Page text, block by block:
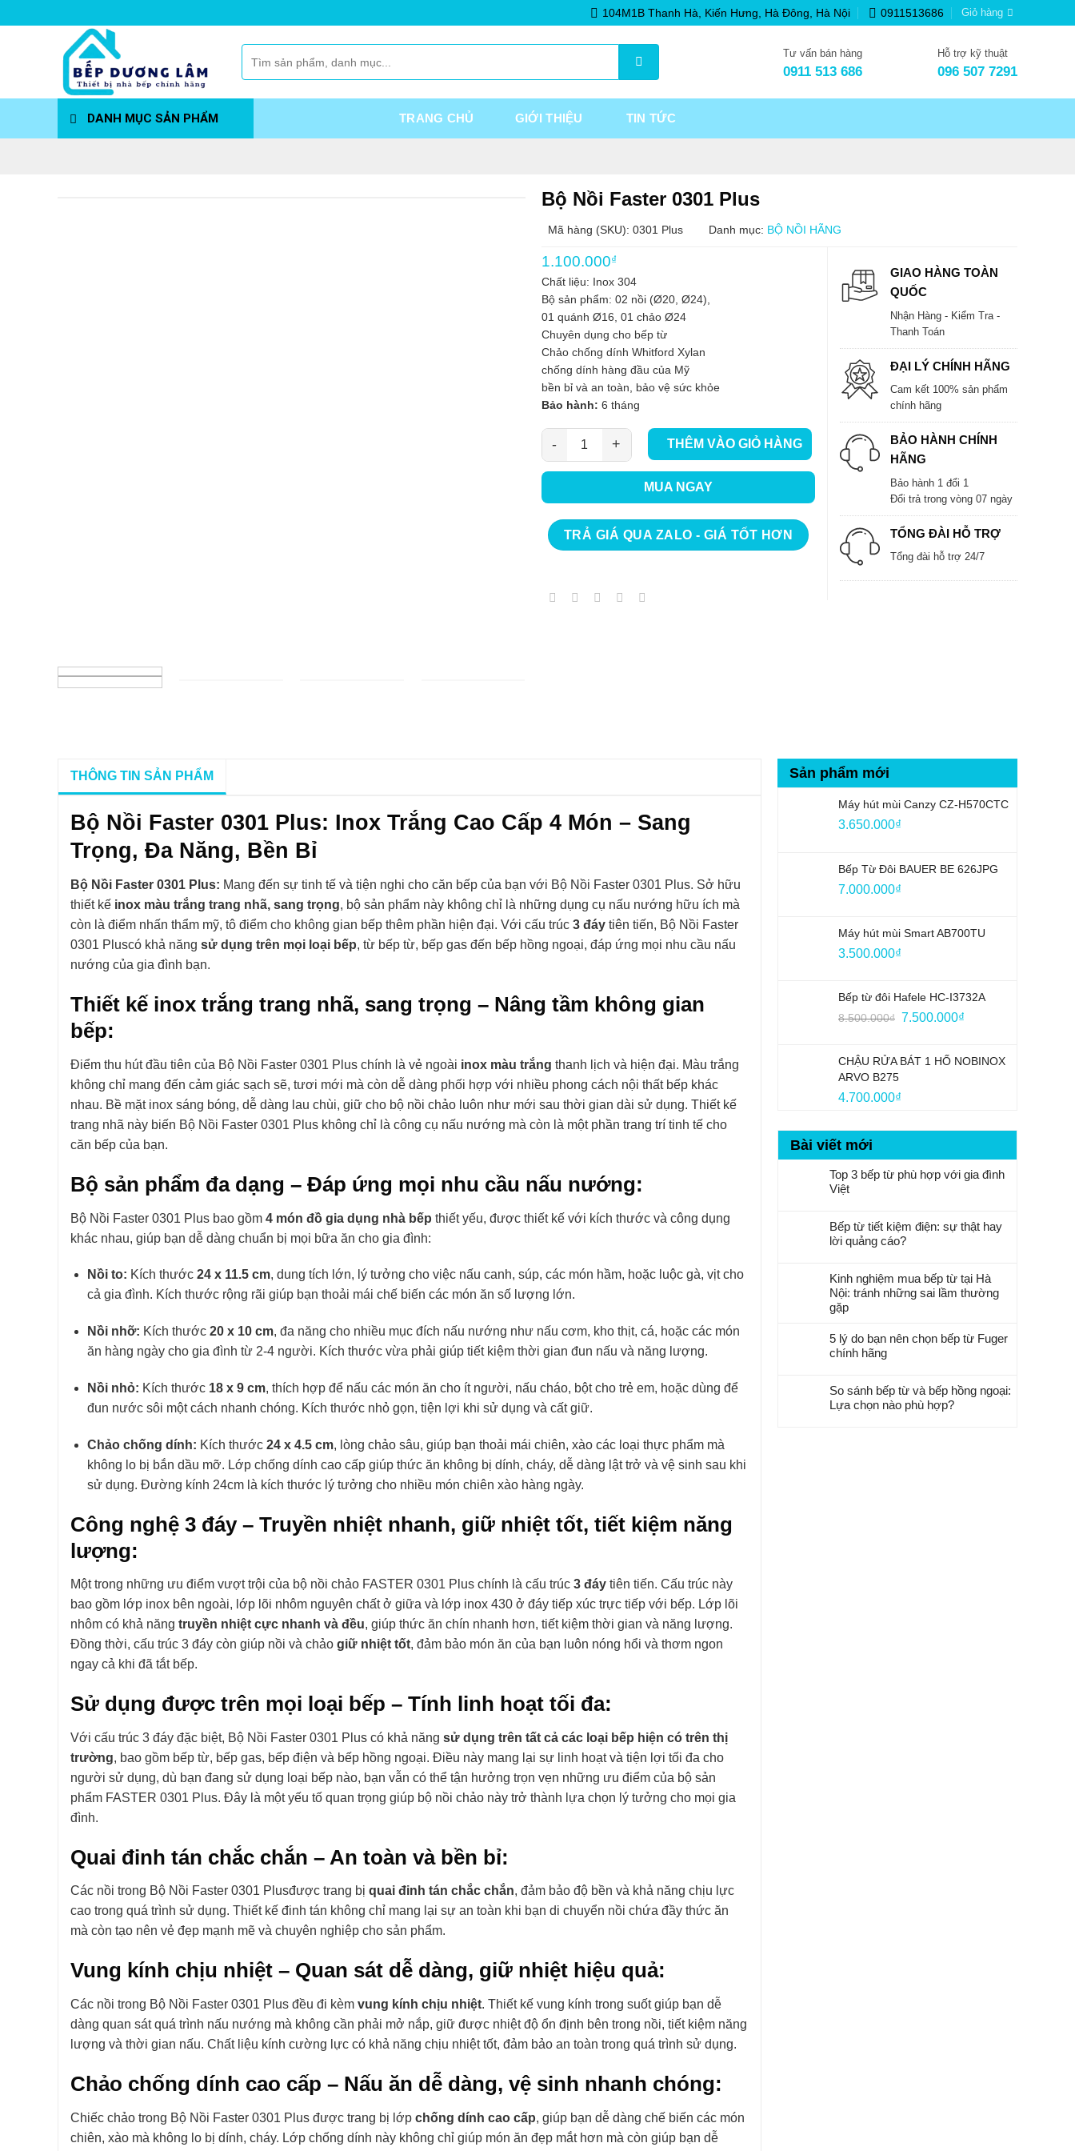
to
104M1B Thanh Hà, Kiến Hưng, Hà Đông, Hà Nội 0911513686 Giỏ hàng
Tìm
kiếm:
Tư vấn bán hàng
0911 513 686
Hỗ trợ kỹ thuật
096 507 7291
DANH MỤC SẢN PHẨM TRANG CHỦ GIỚI THIỆU TIN TỨC
Bộ Nồi Faster 0301 Plus
Mã hàng (SKU): 0301 Plus Danh mục: BỘ NỒI HÃNG
1.100.000₫
Chất liệu: Inox 304
Bộ sản phẩm: 02 nồi (Ø20, Ø24),
01 quánh Ø16, 01 chảo Ø24
Chuyên dụng cho bếp từ
Chảo chống dính Whitford Xylan
chống dính hàng đầu của Mỹ
bền bỉ và an toàn, bảo vệ sức khỏe
Bảo hành: 6 tháng
Bộ Nồi Faster 0301 Plus số lượng
THÊM VÀO GIỎ HÀNG
MUA NGAY
TRẢ GIÁ QUA ZALO - GIÁ TỐT HƠN
GIAO HÀNG TOÀN
QUỐC
Nhận Hàng - Kiểm Tra -
Thanh Toán
ĐẠI LÝ CHÍNH HÃNG
Cam kết 100% sản phẩm
chính hãng
BẢO HÀNH CHÍNH
HÃNG
Bảo hành 1 đổi 1
Đổi trả trong vòng 07 ngày
TỔNG ĐÀI HỖ TRỢ
Tổng đài hỗ trợ 24/7
THÔNG TIN SẢN PHẨM
Bộ Nồi Faster 0301 Plus: Inox Trắng Cao Cấp 4 Món – Sang
Trọng, Đa Năng, Bền Bỉ
Bộ Nồi Faster 0301 Plus: Mang đến sự tinh tế và tiện nghi cho căn bếp của bạn với Bộ Nồi Faster 0301 Plus. Sở hữu
thiết kế inox màu trắng trang nhã, sang trọng, bộ sản phẩm này không chỉ là những dụng cụ nấu nướng hữu ích mà
còn là điểm nhấn thẩm mỹ, tô điểm cho không gian bếp thêm phần hiện đại. Với cấu trúc 3 đáy tiên tiến, Bộ Nồi Faster
0301 Pluscó khả năng sử dụng trên mọi loại bếp, từ bếp từ, bếp gas đến bếp hồng ngoại, đáp ứng mọi nhu cầu nấu
nướng của gia đình bạn.
Thiết kế inox trắng trang nhã, sang trọng – Nâng tầm không gian
bếp:
Điểm thu hút đầu tiên của Bộ Nồi Faster 0301 Plus chính là vẻ ngoài inox màu trắng thanh lịch và hiện đại. Màu trắng
không chỉ mang đến cảm giác sạch sẽ, tươi mới mà còn dễ dàng phối hợp với nhiều phong cách nội thất bếp khác
nhau. Bề mặt inox sáng bóng, dễ dàng lau chùi, giữ cho bộ nồi chảo luôn như mới sau thời gian dài sử dụng. Thiết kế
trang nhã này biến Bộ Nồi Faster 0301 Plus không chỉ là công cụ nấu nướng mà còn là một phần trang trí tinh tế cho
căn bếp của bạn.
Bộ sản phẩm đa dạng – Đáp ứng mọi nhu cầu nấu nướng:
Bộ Nồi Faster 0301 Plus bao gồm 4 món đồ gia dụng nhà bếp thiết yếu, được thiết kế với kích thước và công dụng
khác nhau, giúp bạn dễ dàng chuẩn bị mọi bữa ăn cho gia đình:
Nồi to: Kích thước 24 x 11.5 cm, dung tích lớn, lý tưởng cho việc nấu canh, súp, các món hầm, hoặc luộc gà, vịt cho
cả gia đình. Kích thước rộng rãi giúp bạn thoải mái chế biến các món ăn số lượng lớn.
Nồi nhỡ: Kích thước 20 x 10 cm, đa năng cho nhiều mục đích nấu nướng như nấu cơm, kho thịt, cá, hoặc các món
ăn hàng ngày cho gia đình từ 2-4 người. Kích thước vừa phải giúp tiết kiệm thời gian đun nấu và năng lượng.
Nồi nhỏ: Kích thước 18 x 9 cm, thích hợp để nấu các món ăn cho ít người, nấu cháo, bột cho trẻ em, hoặc dùng để
đun nước sôi một cách nhanh chóng. Kích thước nhỏ gọn, tiện lợi khi sử dụng và cất giữ.
Chảo chống dính: Kích thước 24 x 4.5 cm, lòng chảo sâu, giúp bạn thoải mái chiên, xào các loại thực phẩm mà
không lo bị bắn dầu mỡ. Lớp chống dính cao cấp giúp thức ăn không bị dính, cháy, dễ dàng lật trở và vệ sinh sau khi
sử dụng. Đường kính 24cm là kích thước lý tưởng cho nhiều món chiên xào hàng ngày.
Công nghệ 3 đáy – Truyền nhiệt nhanh, giữ nhiệt tốt, tiết kiệm năng
lượng:
Một trong những ưu điểm vượt trội của bộ nồi chảo FASTER 0301 Plus chính là cấu trúc 3 đáy tiên tiến. Cấu trúc này
bao gồm lớp inox bên ngoài, lớp lõi nhôm nguyên chất ở giữa và lớp inox 430 ở đáy tiếp xúc trực tiếp với bếp. Lớp lõi
nhôm có khả năng truyền nhiệt cực nhanh và đều, giúp thức ăn chín nhanh hơn, tiết kiệm thời gian và năng lượng.
Đồng thời, cấu trúc 3 đáy còn giúp nồi và chảo giữ nhiệt tốt, đảm bảo món ăn của bạn luôn nóng hổi và thơm ngon
ngay cả khi đã tắt bếp.
Sử dụng được trên mọi loại bếp – Tính linh hoạt tối đa:
Với cấu trúc 3 đáy đặc biệt, Bộ Nồi Faster 0301 Plus có khả năng sử dụng trên tất cả các loại bếp hiện có trên thị
trường, bao gồm bếp từ, bếp gas, bếp điện và bếp hồng ngoại. Điều này mang lại sự linh hoạt và tiện lợi tối đa cho
người sử dụng, dù bạn đang sử dụng loại bếp nào, bạn vẫn có thể tận hưởng trọn vẹn những ưu điểm của bộ sản
phẩm FASTER 0301 Plus. Đây là một yếu tố quan trọng giúp bộ nồi chảo này trở thành lựa chọn lý tưởng cho mọi gia
đình.
Quai đinh tán chắc chắn – An toàn và bền bỉ:
Các nồi trong Bộ Nồi Faster 0301 Plusđược trang bị quai đinh tán chắc chắn, đảm bảo độ bền và khả năng chịu lực
cao trong quá trình sử dụng. Thiết kế đinh tán không chỉ mang lại sự an toàn khi bạn di chuyển nồi chứa đầy thức ăn
mà còn tạo nên vẻ đẹp mạnh mẽ và chuyên nghiệp cho sản phẩm.
Vung kính chịu nhiệt – Quan sát dễ dàng, giữ nhiệt hiệu quả:
Các nồi trong Bộ Nồi Faster 0301 Plus đều đi kèm vung kính chịu nhiệt. Thiết kế vung kính trong suốt giúp bạn dễ
dàng quan sát quá trình nấu nướng mà không cần phải mở nắp, giữ được nhiệt độ ổn định bên trong nồi, tiết kiệm năng
lượng và thời gian nấu. Chất liệu kính cường lực có khả năng chịu nhiệt tốt, đảm bảo an toàn trong quá trình sử dụng.
Chảo chống dính cao cấp – Nấu ăn dễ dàng, vệ sinh nhanh chóng:
Chiếc chảo trong Bộ Nồi Faster 0301 Plus được trang bị lớp chống dính cao cấp, giúp bạn dễ dàng chế biến các món
chiên, xào mà không lo bị dính, cháy. Lớp chống dính này không chỉ giúp món ăn đẹp mắt hơn mà còn giúp bạn dễ
Sản phẩm mới
Máy hút mùi Canzy CZ-H570CTC
3.650.000₫
Bếp Từ Đôi BAUER BE 626JPG
7.000.000₫
Máy hút mùi Smart AB700TU
3.500.000₫
Bếp từ đôi Hafele HC-I3732A
8.500.000₫ Giá
8.500.000₫.
7.500.000₫
là:
CHẬU RỬA BÁT 1 HỐ NOBINOX
ARVO B275
4.700.000₫
Bài viết mới
Top 3 bếp từ phù hợp với gia đình
Việt
Bếp từ tiết kiệm điện: sự thật hay
lời quảng cáo?
Kinh nghiệm mua bếp từ tại Hà
Nội: tránh những sai lầm thường
gặp
5 lý do bạn nên chọn bếp từ Fuger
chính hãng
So sánh bếp từ và bếp hồng ngoại:
Lựa chọn nào phù hợp?